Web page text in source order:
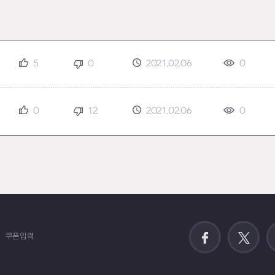
5 0 2021.02.06 0
0 12 2021.02.06 0
쿠폰입력